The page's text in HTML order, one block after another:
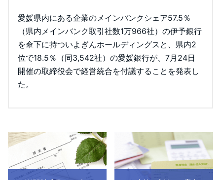
愛媛県内にある企業のメインバンクシェア57.5％
（県内メインバンク取引社数1万966社）の伊予銀行
を傘下に持ついよぎんホールディングスと、県内2
位で18.5％（同3,542社）の愛媛銀行が、7月24日
開催の取締役会で経営統合を付議することを発表し
た。